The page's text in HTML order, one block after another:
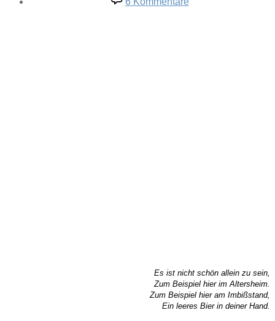
Casino
Es ist nicht schön allein zu sein,
Zum Beispiel hier im Altersheim.
Zum Beispiel hier am Imbißstand,
Ein leeres Bier in deiner Hand.